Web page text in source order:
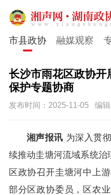
市县政协 融媒观察
长沙市雨花区政协开
保护专题协商
发布时间：2025-11-05 编
湘声报讯 为深入贯
续推动圭塘河流域系统
区政协召开圭塘河中上
部分区政协委员，区农